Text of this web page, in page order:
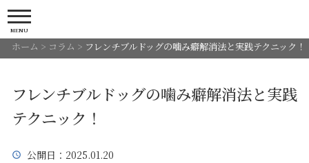
MENU
ホーム > コラム > フレンチブルドッグの噛み癖解消法と実践テクニック！
フレンチブルドッグの噛み癖解消法と実践
テクニック！
公開日 ：2025.01.20